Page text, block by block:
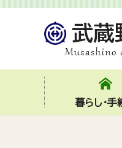
暮らし・手